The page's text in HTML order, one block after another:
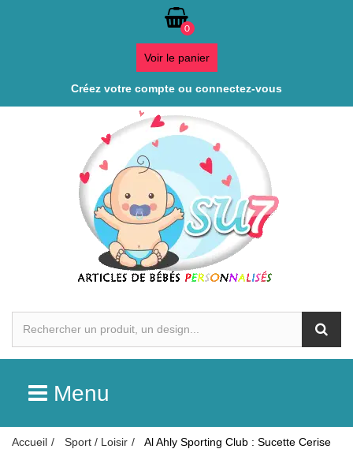
0
Voir le panier
Créez votre compte ou connectez-vous
Menu
Accueil Sport / Loisir Al Ahly Sporting Club : Sucette Cerise